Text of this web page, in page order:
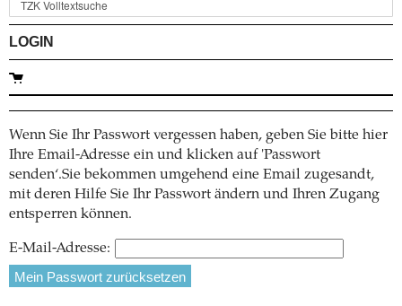
LOGIN
Wenn Sie Ihr Passwort vergessen haben, geben Sie bitte hier
Ihre Email-Adresse ein und klicken auf 'Passwort
senden‘.Sie bekommen umgehend eine Email zugesandt,
mit deren Hilfe Sie Ihr Passwort ändern und Ihren Zugang
entsperren können.
E-Mail-Adresse: